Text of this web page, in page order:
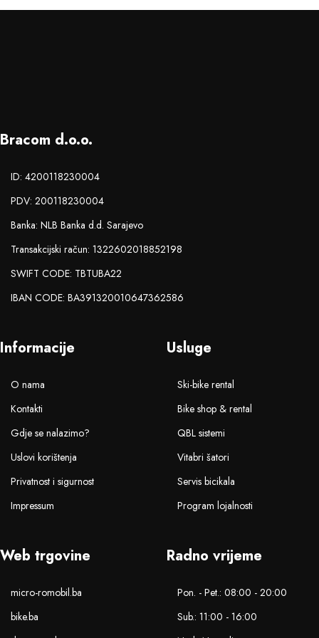
Bracom d.o.o.
ID: 4200118230004
PDV: 200118230004
Banka: NLB Banka d.d. Sarajevo
Transakcijski račun: 1322602018852198
SWIFT CODE: TBTUBA22
IBAN CODE: BA391320010647362586
Informacije
O nama
Kontakti
Gdje se nalazimo?
Uslovi korištenja
Privatnost i sigurnost
Impressum
Usluge
Ski-bike rental
Bike shop & rental
QBL sistemi
Vitabri šatori
Servis bicikala
Program lojalnosti
Web trgovine
micro-romobil.ba
bike.ba
Radno vrijeme
Pon. - Pet.: 08:00 - 20:00
Sub.: 11:00 - 16:00